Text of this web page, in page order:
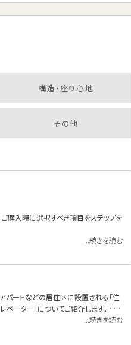
構造・座り心地
その他
ご購入時に選択すべき項目をステップを
...続きを読む
パートなどの居住区に設置される「住
ベーター」についてご紹介します。……
...続きを読む